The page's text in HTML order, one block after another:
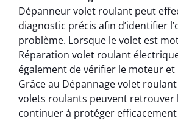
Dépanneur volet roulant peut
diagnostic précis afin d’identifier
problème. Lorsque le volet est
Réparation volet roulant
également de vérifier le moteur et
Grâce au Dépannage volet roulant
volets roulants peuvent
continuer à protéger